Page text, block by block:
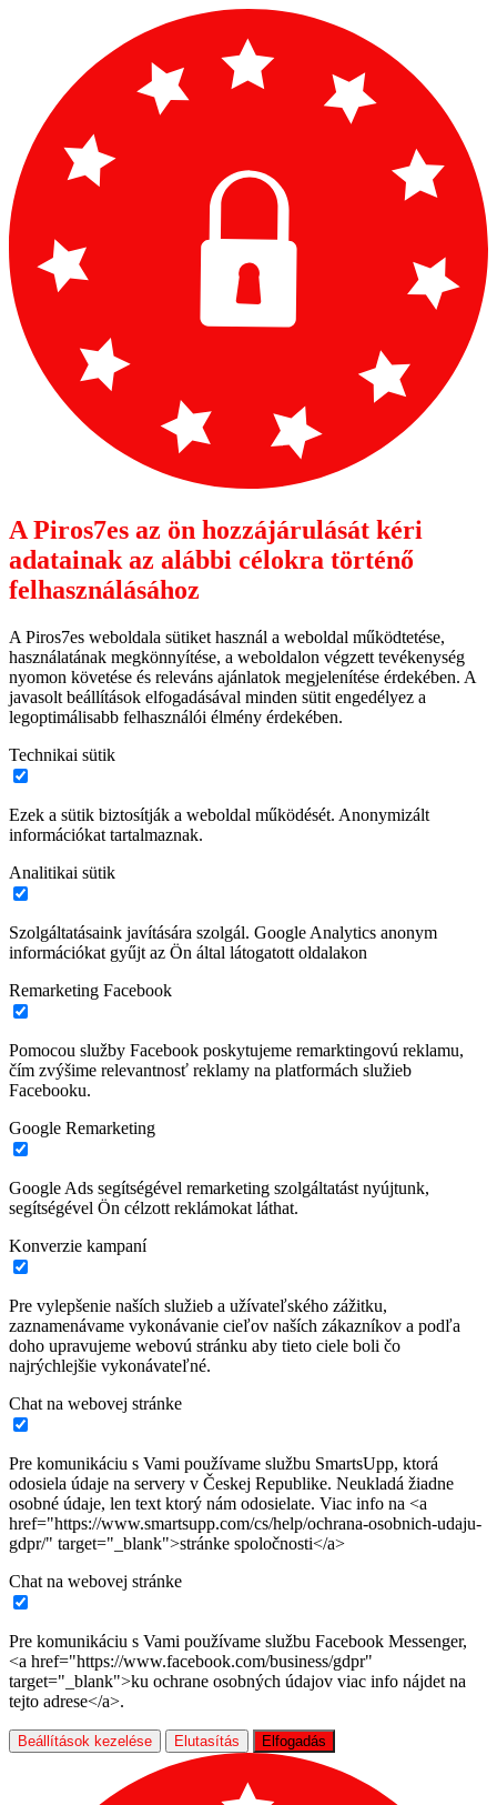
A Piros7es az ön hozzájárulását kéri
adatainak az alábbi célokra történő
felhasználásához
A Piros7es weboldala sütiket használ a weboldal működtetése,
használatának megkönnyítése, a weboldalon végzett tevékenység
nyomon követése és releváns ajánlatok megjelenítése érdekében. A
javasolt beállítások elfogadásával minden sütit engedélyez a
legoptimálisabb felhasználói élmény érdekében.
Technikai sütik
Ezek a sütik biztosítják a weboldal működését. Anonymizált
információkat tartalmaznak.
Analitikai sütik
Szolgáltatásaink javítására szolgál. Google Analytics anonym
információkat gyűjt az Ön által látogatott oldalakon
Remarketing Facebook
Pomocou služby Facebook poskytujeme remarktingovú reklamu,
čím zvýšime relevantnosť reklamy na platformách služieb
Facebooku.
Google Remarketing
Google Ads segítségével remarketing szolgáltatást nyújtunk,
segítségével Ön célzott reklámokat láthat.
Konverzie kampaní
Pre vylepšenie naších služieb a užívateľského zážitku,
zaznamenávame vykonávanie cieľov naších zákazníkov a podľa
doho upravujeme webovú stránku aby tieto ciele boli čo
najrýchlejšie vykonávateľné.
Chat na webovej stránke
Pre komunikáciu s Vami používame službu SmartsUpp, ktorá
odosiela údaje na servery v Českej Republike. Neukladá žiadne
osobné údaje, len text ktorý nám odosielate. Viac info na <a
href="https://www.smartsupp.com/cs/help/ochrana-osobnich-udaju-
gdpr/" target="_blank">stránke spoločnosti</a>
Chat na webovej stránke
Pre komunikáciu s Vami používame službu Facebook Messenger,
<a href="https://www.facebook.com/business/gdpr"
target="_blank">ku ochrane osobných údajov viac info nájdet na
tejto adrese</a>.
Beállítások kezelése Elutasítás Elfogadás